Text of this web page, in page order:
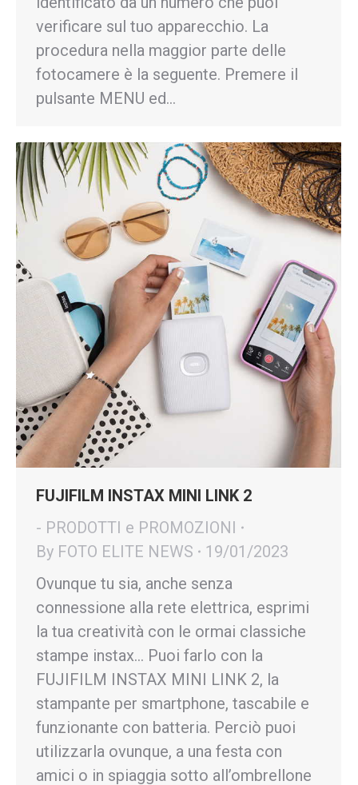
verificare sul tuo apparecchio. La
procedura nella maggior parte delle
fotocamere è la seguente. Premere il
pulsante MENU ed…
FUJIFILM INSTAX MINI LINK 2
- PRODOTTI e PROMOZIONI
By FOTO ELITE NEWS
19/01/2023
Ovunque tu sia, anche senza
connessione alla rete elettrica, esprimi
la tua creatività con le ormai classiche
stampe instax… Puoi farlo con la
FUJIFILM INSTAX MINI LINK 2, la
stampante per smartphone, tascabile e
funzionante con batteria. Perciò puoi
utilizzarla ovunque, a una festa con
amici o in spiaggia sotto all’ombrellone